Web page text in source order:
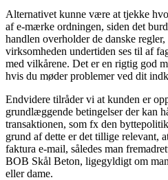
Alternativet kunne være at tjekke
af e-mærke ordningen, siden det
handlen overholder de danske
virksomheden undertiden ses til af
med vilkårene. Det er en rigtig god
hvis du møder problemer ved dit
Endvidere tilråder vi at kunden er
grundlæggende betingelser der kan
transaktionen, som fx den
grund af dette er det tillige relevant,
faktura e-mail, således man
BOB Skål Beton, ligegyldigt om
eller dame.